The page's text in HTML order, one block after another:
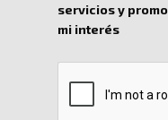
servicios y
mi interés